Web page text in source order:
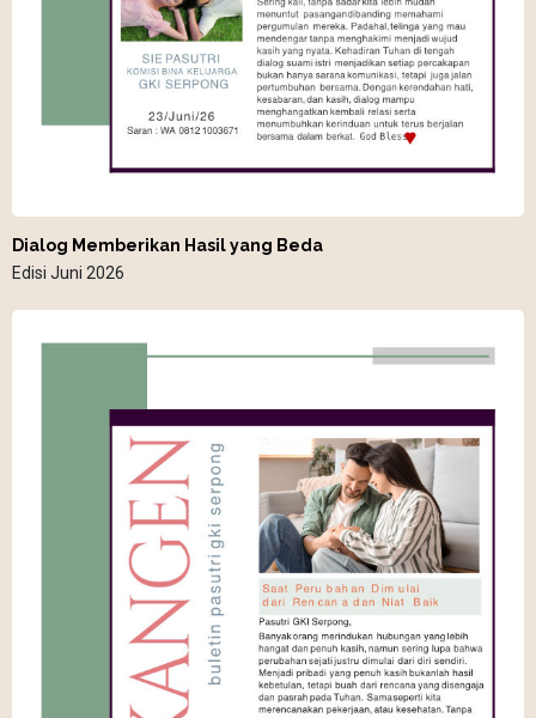
Dialog Memberikan Hasil yang Beda
Edisi Juni 2026